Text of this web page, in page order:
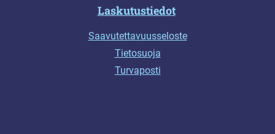
Laskutustiedot
Saavutettavuusseloste
Tietosuoja
Turvaposti